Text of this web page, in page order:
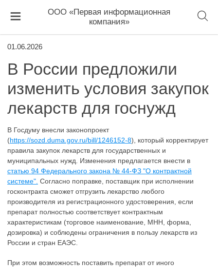
ООО «Первая информационная
компания»
01.06.2026
В России предложили
изменить условия закупок
лекарств для госнужд
В Госдуму внесли законопроект
(https://sozd.duma.gov.ru/bill/1246152-8), который корректирует
правила закупок лекарств для государственных и
муниципальных нужд. Изменения предлагается внести в
статью 94 Федерального закона № 44-ФЗ "О контрактной
системе". Согласно поправке, поставщик при исполнении
госконтракта сможет отгрузить лекарство любого
производителя из регистрационного удостоверения, если
препарат полностью соответствует контрактным
характеристикам (торговое наименование, МНН, форма,
дозировка) и соблюдены ограничения в пользу лекарств из
России и стран ЕАЭС.
При этом возможность поставить препарат от иного